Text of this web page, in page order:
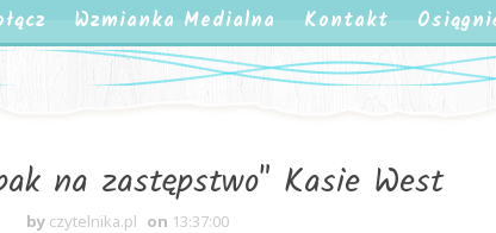
Wzmianka Medialna Kontakt
na zastępstwo" Kasie West
by czytelnika.pl on 13:37:00